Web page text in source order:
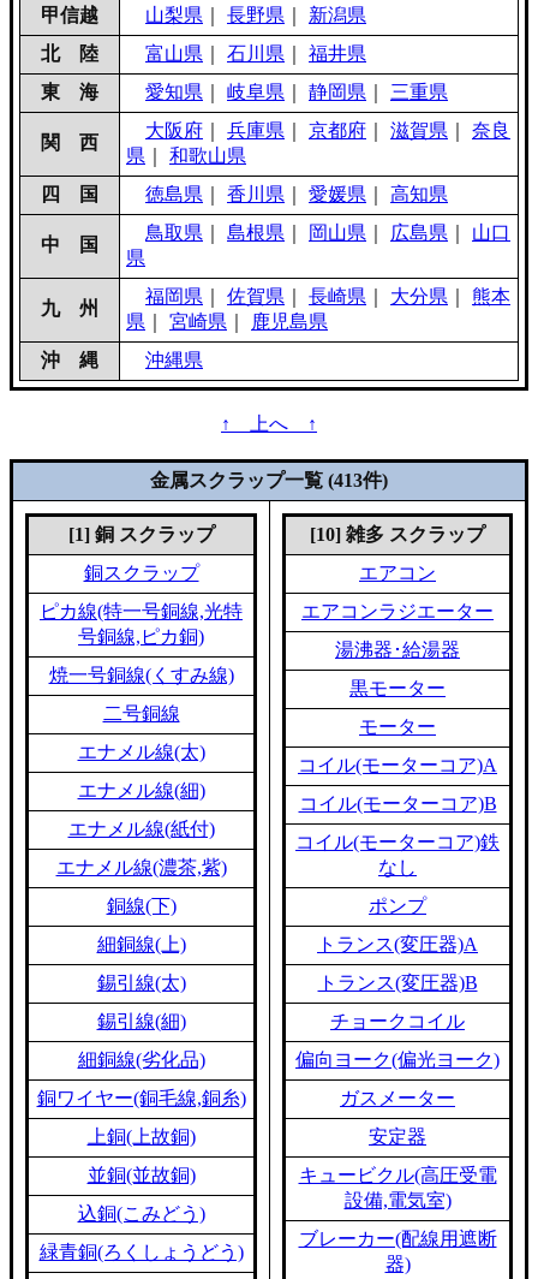
甲信越
山梨県 長野県
新潟県
北 陸
富山県 石川県
福井県
東 海
愛知県 岐阜県 静岡県 三重県
関 西
大阪府 兵庫県 京都府 滋賀県
奈良
県
和歌山県
四 国
徳島県 香川県 愛媛県 高知県
中 国
鳥取県 島根県 岡山県 広島県
山口
県
九 州
福岡県 佐賀県 長崎県 大分県
熊本
県
宮崎県
鹿児島県
沖 縄
沖縄県
↑ 上へ ↑
金属スクラップ一覧 (413件)
[1] 銅 スクラップ
銅スクラップ
ピカ線(特一号銅線,光特
号銅線,ピカ銅)
焼一号銅線(くすみ線)
二号銅線
エナメル線(太)
エナメル線(細)
エナメル線(紙付)
エナメル線(濃茶,紫)
銅線(下)
細銅線(上)
錫引線(太)
錫引線(細)
細銅線(劣化品)
銅ワイヤー(銅毛線,銅糸)
上銅(上故銅)
並銅(並故銅)
込銅(こみどう)
緑青銅(ろくしょうどう)
[10] 雑多 スクラップ
エアコン
エアコンラジエーター
湯沸器･給湯器
黒モーター
モーター
コイル(モーターコア)A
コイル(モーターコア)B
コイル(モーターコア)鉄
なし
ポンプ
トランス(変圧器)A
トランス(変圧器)B
チョークコイル
偏向ヨーク(偏光ヨーク)
ガスメーター
安定器
キュービクル(高圧受電
設備,電気室)
ブレーカー(配線用遮断
器)